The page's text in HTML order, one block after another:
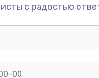
с радостью